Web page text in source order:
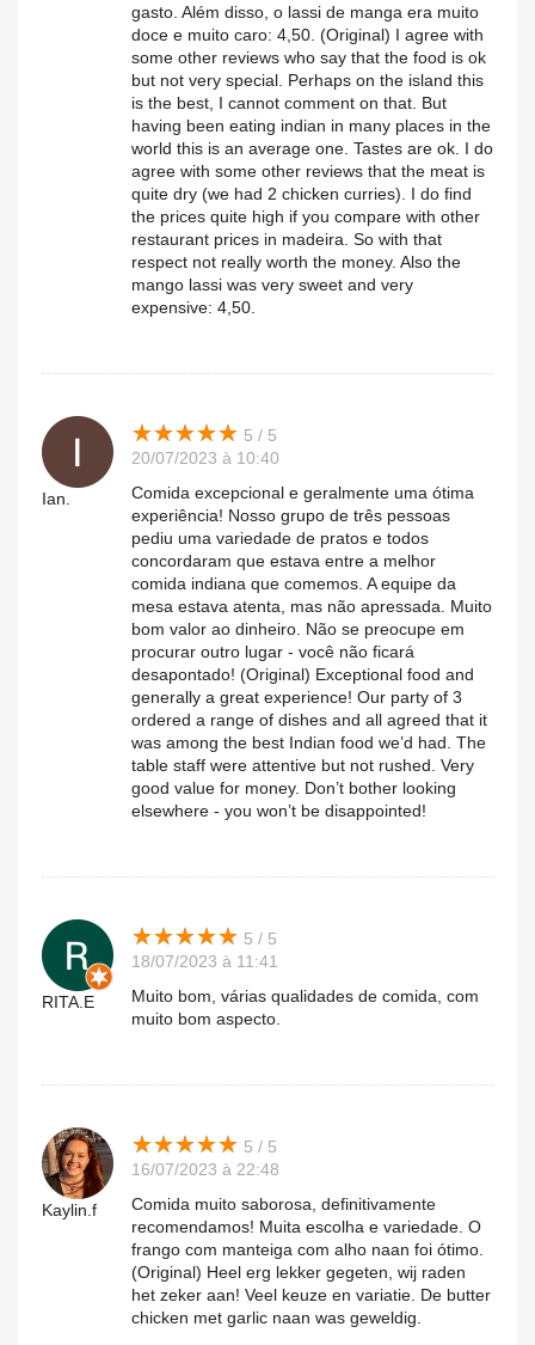
gasto. Além disso, o lassi de manga era muito
doce e muito caro: 4,50. (Original) I agree with
some other reviews who say that the food is ok
but not very special. Perhaps on the island this
is the best, I cannot comment on that. But
having been eating indian in many places in the
world this is an average one. Tastes are ok. I do
agree with some other reviews that the meat is
quite dry (we had 2 chicken curries). I do find
the prices quite high if you compare with other
restaurant prices in madeira. So with that
respect not really worth the money. Also the
mango lassi was very sweet and very
expensive: 4,50.
Ian.
★★★★★
★★★★★ 5 / 5
20/07/2023 à 10:40
Comida excepcional e geralmente uma ótima
experiência! Nosso grupo de três pessoas
pediu uma variedade de pratos e todos
concordaram que estava entre a melhor
comida indiana que comemos. A equipe da
mesa estava atenta, mas não apressada. Muito
bom valor ao dinheiro. Não se preocupe em
procurar outro lugar - você não ficará
desapontado! (Original) Exceptional food and
generally a great experience! Our party of 3
ordered a range of dishes and all agreed that it
was among the best Indian food we’d had. The
table staff were attentive but not rushed. Very
good value for money. Don’t bother looking
elsewhere - you won’t be disappointed!
RITA.E
★★★★★
★★★★★ 5 / 5
18/07/2023 à 11:41
Muito bom, várias qualidades de comida, com
muito bom aspecto.
Kaylin.f
★★★★★
★★★★★ 5 / 5
16/07/2023 à 22:48
Comida muito saborosa, definitivamente
recomendamos! Muita escolha e variedade. O
frango com manteiga com alho naan foi ótimo.
(Original) Heel erg lekker gegeten, wij raden
het zeker aan! Veel keuze en variatie. De butter
chicken met garlic naan was geweldig.